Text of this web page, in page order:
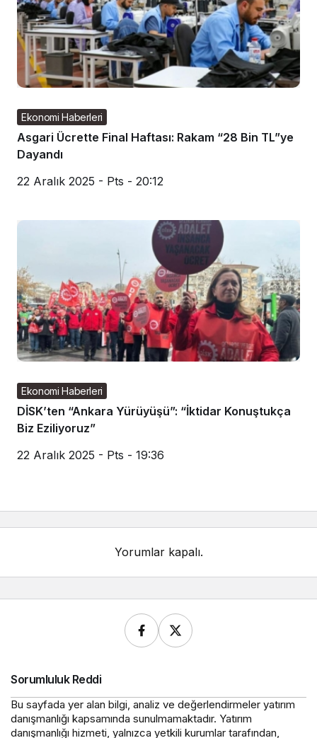
Ekonomi Haberleri
Asgari Ücrette Final Haftası: Rakam “28 Bin TL”ye
Dayandı
22 Aralık 2025 - Pts - 20:12
Ekonomi Haberleri
DİSK’ten “Ankara Yürüyüşü”: “İktidar Konuştukça
Biz Eziliyoruz”
22 Aralık 2025 - Pts - 19:36
Yorumlar kapalı.
Sorumluluk Reddi
Bu sayfada yer alan bilgi, analiz ve değerlendirmeler yatırım
danışmanlığı kapsamında sunulmamaktadır. Yatırım
danışmanlığı hizmeti, yalnızca yetkili kurumlar tarafından,